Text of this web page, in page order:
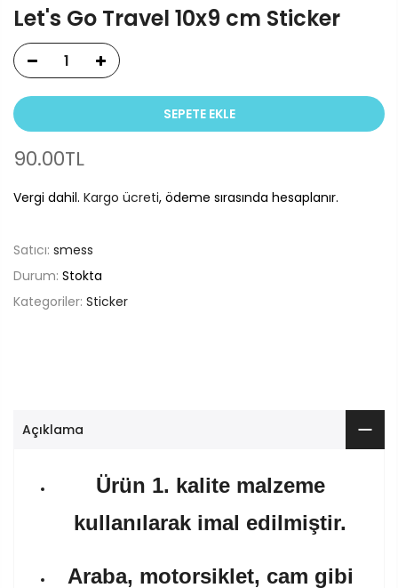
Let's Go Travel 10x9 cm Sticker
SEPETE EKLE
90.00TL
Vergi dahil. Kargo ücreti, ödeme sırasında hesaplanır.
Satıcı: smess
Durum: Stokta
Kategoriler: Sticker
Açıklama
Ürün 1. kalite malzeme
kullanılarak imal edilmiştir.
Araba, motorsiklet, cam gibi